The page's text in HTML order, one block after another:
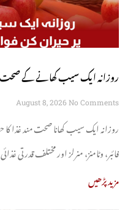
روزانہ ایک سیب کھانے کے صحت
August 8, 2026 No Comments
روزانہ ایک سیب کھانا صحت مند غذا
فائبر، وٹامنز، منرلز اور مختلف قدرتی
مزید پڑھیں